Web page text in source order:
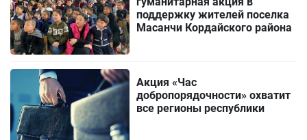
поддержку жителей поселка
Масанчи Кордайского района
Акция «Час
добропорядочности» охватит
все регионы республики